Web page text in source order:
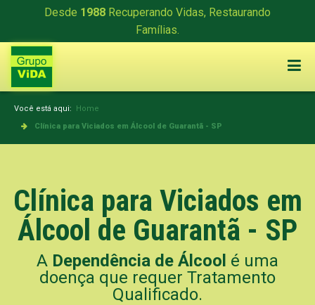
Desde 1988 Recuperando Vidas, Restaurando
Famílias.
Você está aqui: Home
Clínica para Viciados em Álcool de Guarantã - SP
Clínica para Viciados em
Álcool de Guarantã - SP
A Dependência de Álcool é uma
doença que requer Tratamento
Qualificado.